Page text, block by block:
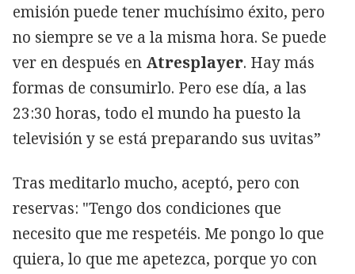
emisión puede tener muchísimo éxito, pero
no siempre se ve a la misma hora. Se puede
ver en después en Atresplayer. Hay más
formas de consumirlo. Pero ese día, a las
23:30 horas, todo el mundo ha puesto la
televisión y se está preparando sus uvitas”
Tras meditarlo mucho, aceptó, pero con
reservas: "Tengo dos condiciones que
necesito que me respetéis. Me pongo lo que
quiera, lo que me apetezca, porque yo con